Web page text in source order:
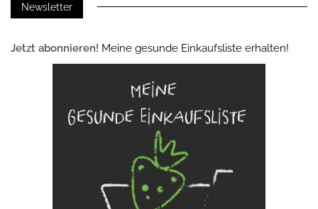
Newsletter
Jetzt abonnieren! Meine gesunde Einkaufsliste erhalten!